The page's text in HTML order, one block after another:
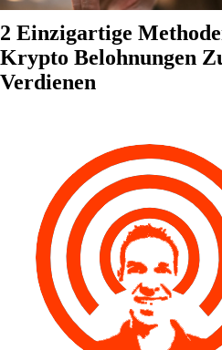
2 Einzigartige
Krypto Belohnungen
Verdienen